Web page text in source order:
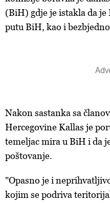
(BiH) gdje je istakla da je
putu BiH, kao i
Nakon sastanka sa
Hercegovine Kallas je
temeljac mira u BiH i da
poštovanje.
"Opasno je i
kojim se podriva